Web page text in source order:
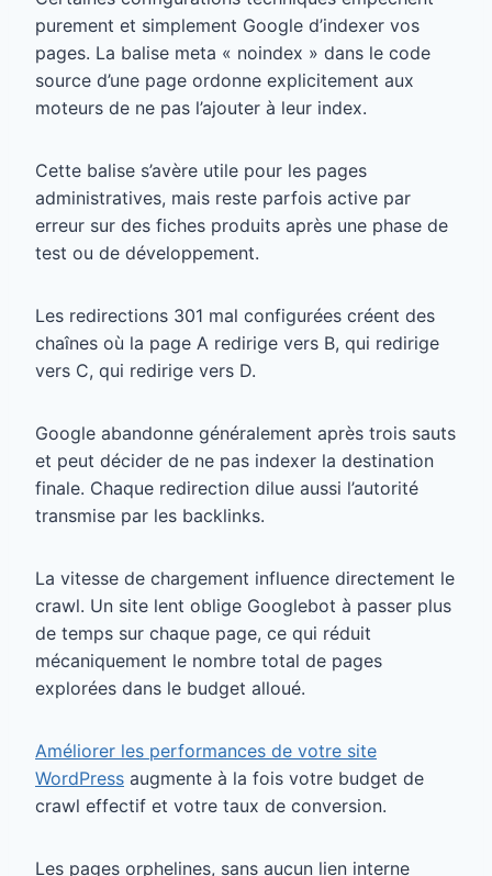
purement et simplement Google d’indexer vos
pages. La balise meta « noindex » dans le code
source d’une page ordonne explicitement aux
moteurs de ne pas l’ajouter à leur index.
Cette balise s’avère utile pour les pages
administratives, mais reste parfois active par
erreur sur des fiches produits après une phase de
test ou de développement.
Les redirections 301 mal configurées créent des
chaînes où la page A redirige vers B, qui redirige
vers C, qui redirige vers D.
Google abandonne généralement après trois sauts
et peut décider de ne pas indexer la destination
finale. Chaque redirection dilue aussi l’autorité
transmise par les backlinks.
La vitesse de chargement influence directement le
crawl. Un site lent oblige Googlebot à passer plus
de temps sur chaque page, ce qui réduit
mécaniquement le nombre total de pages
explorées dans le budget alloué.
Améliorer les performances de votre site
WordPress augmente à la fois votre budget de
crawl effectif et votre taux de conversion.
Les pages orphelines, sans aucun lien interne